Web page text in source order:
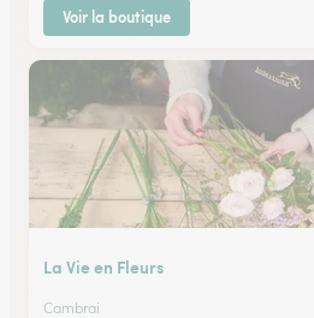
Voir la boutique
La Vie en Fleurs
Cambrai